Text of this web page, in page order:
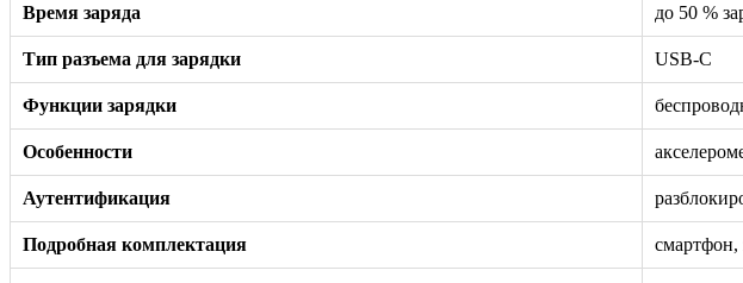
Время заряда до 50 %
Тип разъема для зарядки USB-C
Функции зарядки
Особенности
Аутентификация
Подробная комплектация смартфон,